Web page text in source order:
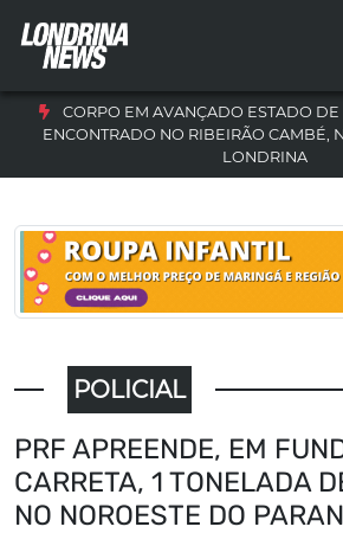
CORPO EM AVANÇADO ESTADO
ENCONTRADO NO RIBEIRÃO CAMBÉ,
LONDRINA
POLICIAL
PRF APREENDE, EM
CARRETA, 1 TONELADA
NO NOROESTE DO